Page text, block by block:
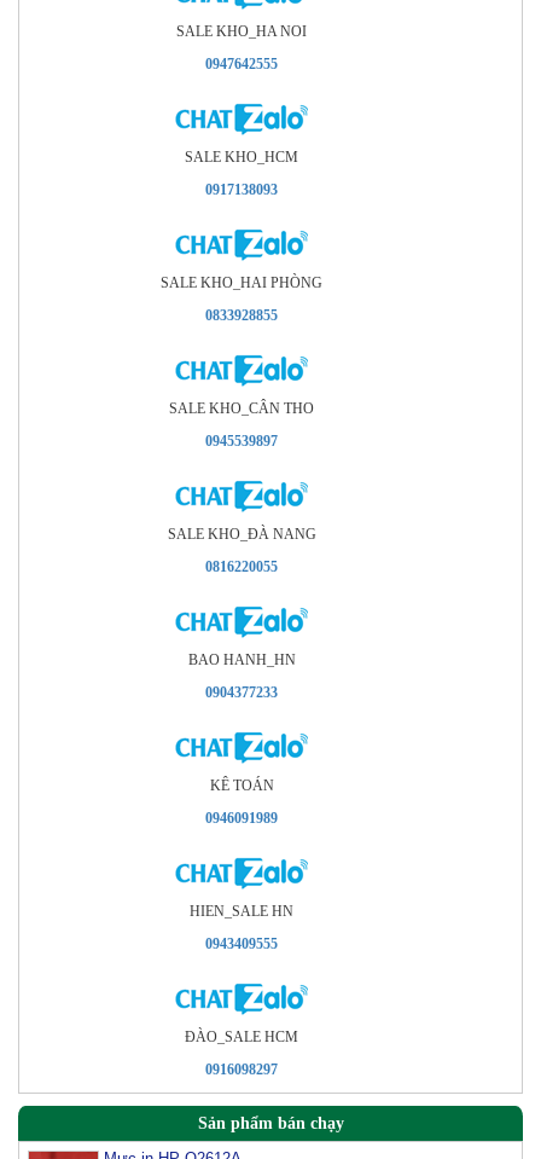
SALE KHO_HA NOI
0947642555
SALE KHO_HCM
0917138093
SALE KHO_HAI PHÒNG
0833928855
SALE KHO_CÂN THO
0945539897
SALE KHO_ÐÀ NANG
0816220055
BAO HANH_HN
0904377233
KÊ TOÁN
0946091989
HIEN_SALE HN
0943409555
ÐÀO_SALE HCM
0916098297
Sản phẩm bán chạy